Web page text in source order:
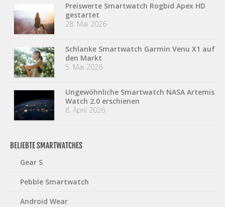
Preiswerte Smartwatch Rogbid Apex HD
gestartet
28. Mai 2026
Schlanke Smartwatch Garmin Venu X1 auf
den Markt
5. Mai 2026
Ungewöhnliche Smartwatch NASA Artemis
Watch 2.0 erschienen
8. April 2026
BELIEBTE SMARTWATCHES
Gear S
Pebble Smartwatch
Android Wear